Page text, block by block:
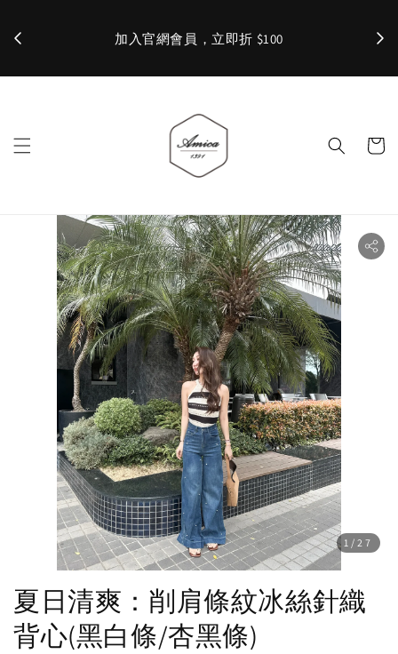
加入官網會員，立即折 $100 ✨
1 /27
夏日清爽：削肩條紋冰絲針織
背心(黑白條/杏黑條)